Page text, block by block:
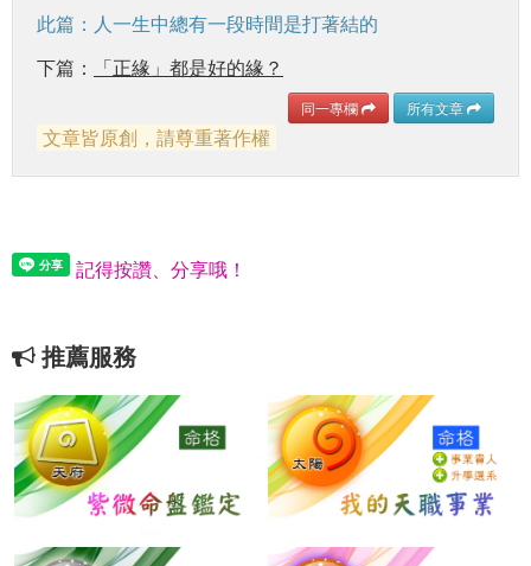
此篇：人一生中總有一段時間是打著結的
下篇：
「正緣」都是好的緣？
同一專欄 所有文章
文章皆原創，請尊重著作權
記得按讚、分享哦！
推薦服務